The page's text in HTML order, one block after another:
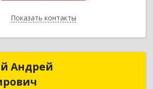
Показать контакты
Назад
АндрейБударный Андрей